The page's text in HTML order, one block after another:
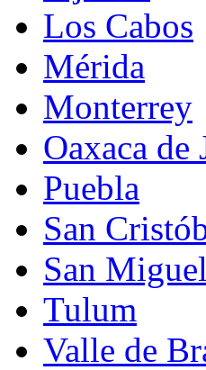
Los Cabos
Mérida
Monterrey
Oaxaca de
Puebla
San
San
Tulum
Valle de